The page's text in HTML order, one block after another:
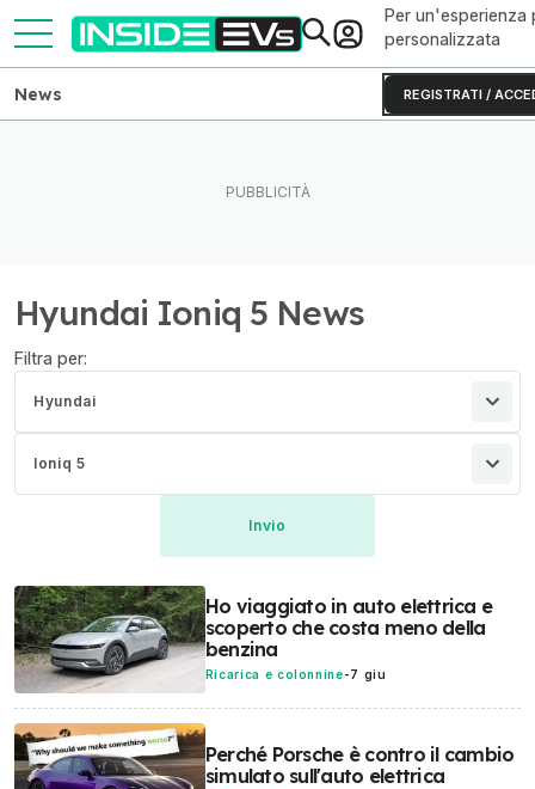
Per un'esperienza
personalizzata
REGISTRATI /
News
Hyundai Ioniq 5 News
Filtra per:
Hyundai
Ioniq 5
Ho viaggiato in auto elettrica e
scoperto che costa meno della
benzina
Ricarica e colonnine-7 giu
Perché Porsche è contro il cambio
simulato sull'auto elettrica